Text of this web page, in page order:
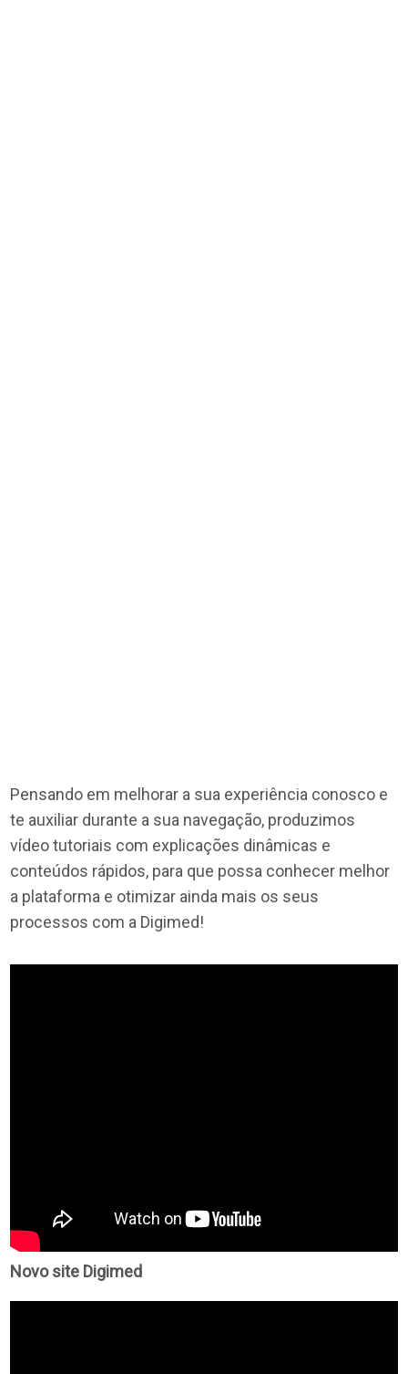
Pensando em melhorar a sua experiência conosco e
te auxiliar durante a sua navegação, produzimos
vídeo tutoriais com explicações dinâmicas e
conteúdos rápidos, para que possa conhecer melhor
a plataforma e otimizar ainda mais os seus
processos com a Digimed!
Novo site Digimed